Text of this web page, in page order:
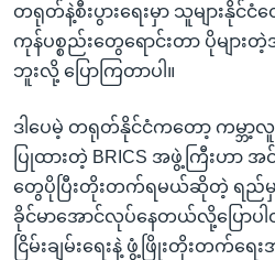
တရုတ်နဲ့စီးပွားရေးမှာ သူများ
ကုန်ပစ္စည်းတွေရောင်းတာ ပိုမျ
ဘူးလို့ ပြောကြတာပါ။
ဒါပေမဲ့ တရုတ်နိုင်ငံကတော့ ကမ္ဘာ့
ပြုထားတဲ့ BRICS အဖွဲ့ကြီးဟာ
တွေပိုပြီးတိုးတက်ရမယ်ဆိုတဲ့ ရည်မှန်း
ခိုင်မာအောင်လုပ်နေတယ်လို့ပြောပ
ငြိမ်းချမ်းရေးနဲ့ ဖွံ့ဖြိုးတိုးတက်